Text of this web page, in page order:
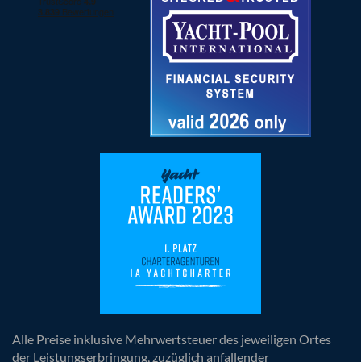
Alle Preise inklusive Mehrwertsteuer des jeweiligen Ortes
der Leistungserbringung, zuzüglich anfallender